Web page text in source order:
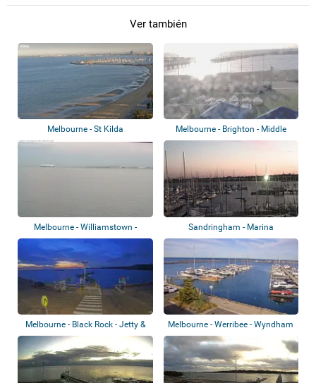
Ver también
Melbourne - St Kilda
Melbourne - Brighton - Middle
Brighton P...
Melbourne - Williamstown -
Hobsons Bay
Sandringham - Marina
Melbourne - Black Rock - Jetty &
ramp
Melbourne - Werribee - Wyndham
Harbour